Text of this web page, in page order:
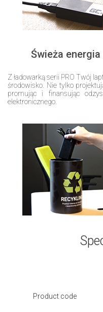
Świeża
Z ładowarką serii PRO Twój
środowisko. Nie tylko
promując i finansując
elektronicznego.
Product code